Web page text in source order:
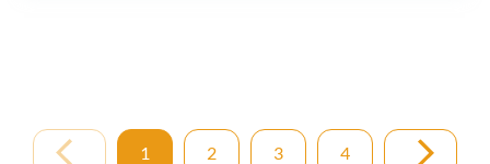
1 2 3 4